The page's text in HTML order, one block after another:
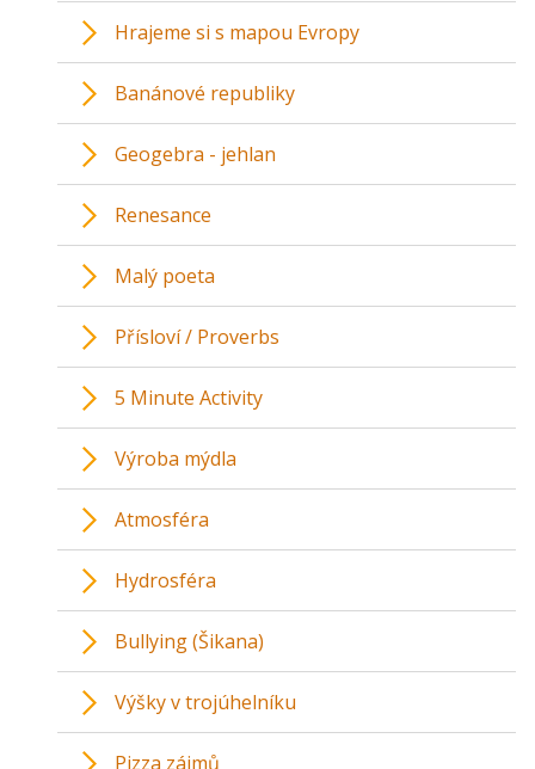
Hrajeme si s mapou Evropy
Banánové republiky
Geogebra - jehlan
Renesance
Malý poeta
Přísloví / Proverbs
5 Minute Activity
Výroba mýdla
Atmosféra
Hydrosféra
Bullying (Šikana)
Výšky v trojúhelníku
Pizza zájmů